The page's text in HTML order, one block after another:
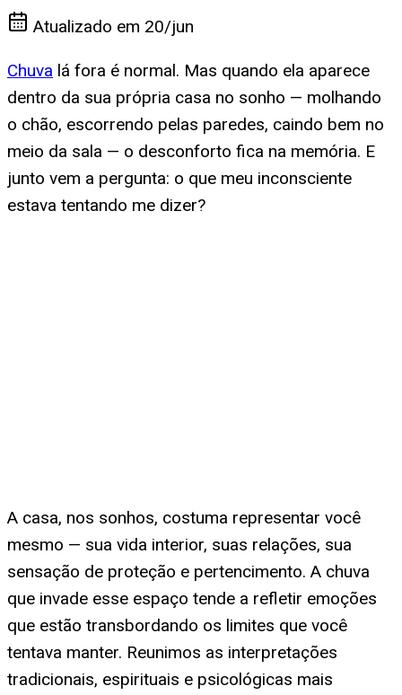
Atualizado em 20/jun
Chuva lá fora é normal. Mas quando ela aparece
dentro da sua própria casa no sonho — molhando
o chão, escorrendo pelas paredes, caindo bem no
meio da sala — o desconforto fica na memória. E
junto vem a pergunta: o que meu inconsciente
estava tentando me dizer?
A casa, nos sonhos, costuma representar você
mesmo — sua vida interior, suas relações, sua
sensação de proteção e pertencimento. A chuva
que invade esse espaço tende a refletir emoções
que estão transbordando os limites que você
tentava manter. Reunimos as interpretações
tradicionais, espirituais e psicológicas mais